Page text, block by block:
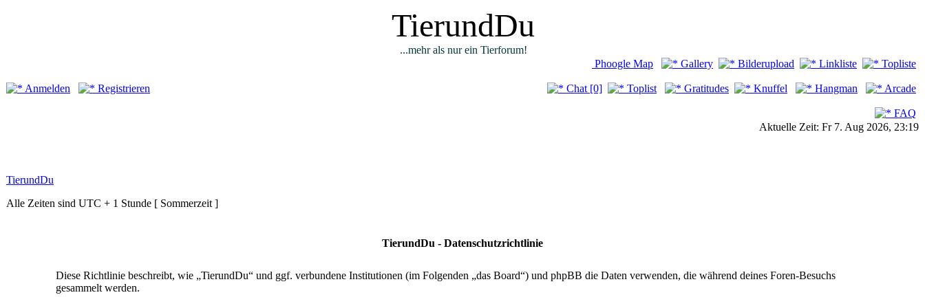
TierundDu
...mehr als nur ein Tierforum!
Anmelden Registrieren
Phoogle Map Gallery Bilderupload Linkliste Topliste
Chat [0] Toplist Gratitudes Knuffel Hangman Arcade
FAQ
Aktuelle Zeit: Fr 7. Aug 2026, 23:19
TierundDu
Alle Zeiten sind UTC + 1 Stunde [ Sommerzeit ]
TierundDu - Datenschutzrichtlinie
Diese Richtlinie beschreibt, wie „TierundDu“ und ggf. verbundene Institutionen (im Folgenden „das Board“) und phpBB die Daten verwenden, die während deines Foren-Besuchs
gesammelt werden.